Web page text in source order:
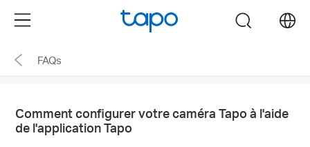
the
navigation
Menu search
FAQs
Comment configurer votre caméra Tapo à l'aide
de l'application Tapo